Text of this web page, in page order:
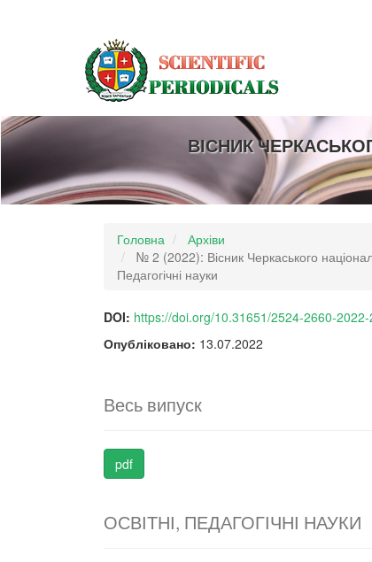
##plugins.themes.bootstrap3.accessible_menu.sidebar##
ВІСНИК
Головна
Архіви
№ 2 (2022): Вісник Черкаського
Педагогічні науки
DOI: https://doi.org/10.31651/2524-2660-2022-
Опубліковано: 13.07.2022
Весь випуск
pdf
ОСВІТНІ, ПЕДАГОГІЧНІ НАУКИ